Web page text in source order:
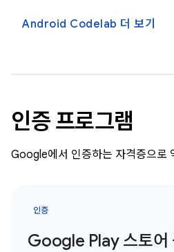
Android Codelab 더 보기
인증 프로그램
Google에서 인증하는 자격증으로
인증
Google Play 스토어